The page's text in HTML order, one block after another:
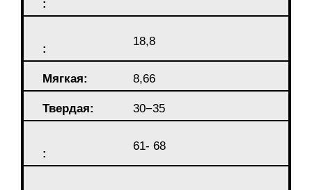
:
:
18,8
Мягкая: 8,66
Твердая: 30−35
:
61- 68